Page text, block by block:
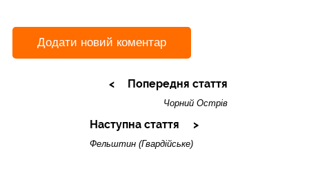
Додати новий коментар
Попередня стаття
Чорний Острів
Наступна стаття
Фельштин (Гвардійське)